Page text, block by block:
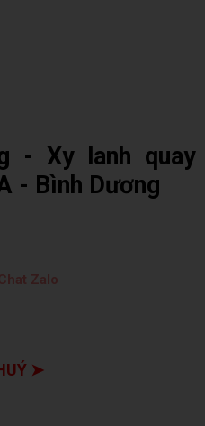
- Xy lanh quay
- Bình Dương
Zalo
➤